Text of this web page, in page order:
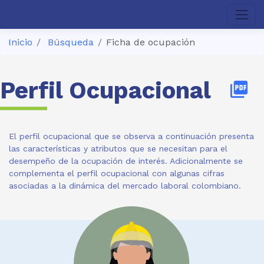
Inicio Búsqueda Ficha de ocupación
Perfil Ocupacional picture_as_pdf
El perfil ocupacional que se observa a continuación presenta
las características y atributos que se necesitan para el
desempeño de la ocupación de interés. Adicionalmente se
complementa el perfil ocupacional con algunas cifras
asociadas a la dinámica del mercado laboral colombiano.